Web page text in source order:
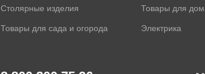
Столярные изделия Товары для
Товары для сада и огорода Электрика